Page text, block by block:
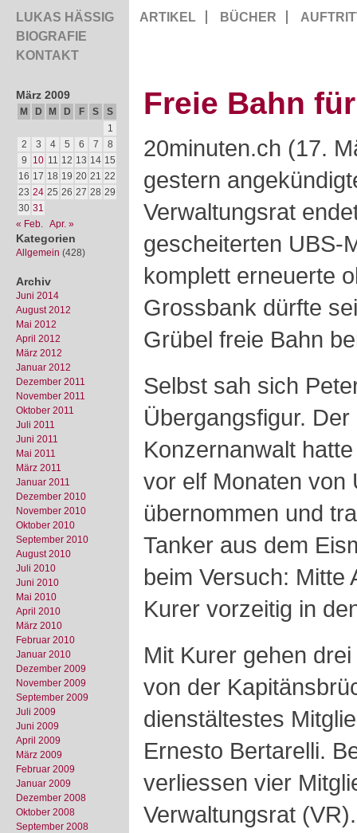
LUKAS HÄSSIG
BIOGRAFIE
KONTAKT
ARTIKEL BÜCHER
März 2009
M D M D F S
S
1
2
3 4 5 6 7
8
9
10 11 12 13 14 15
16 17 18 19 20 21 22
23 24 25 26 27 28 29
30 31
« Feb. Apr. »
Kategorien
Allgemein (428)
Archiv
Juni 2014
August 2012
Mai 2012
April 2012
März 2012
Januar 2012
Dezember 2011
November 2011
Oktober 2011
Juli 2011
Juni 2011
Mai 2011
März 2011
Januar 2011
Dezember 2010
November 2010
Oktober 2010
September 2010
August 2010
Juli 2010
Juni 2010
Mai 2010
April 2010
März 2010
Februar 2010
Januar 2010
Dezember 2009
November 2009
September 2009
Juli 2009
Juni 2009
April 2009
März 2009
Februar 2009
Januar 2009
Dezember 2008
Oktober 2008
September 2008
Freie Bahn
20minuten.ch (17.
gestern
Verwaltungsrat
gescheiterten UBS-
komplett erneuerte
Grossbank dürfte
Grübel freie Bahn
Selbst sah sich
Übergangsfigur.
Konzernanwalt
vor elf Monaten von
übernommen und
Tanker aus dem
beim Versuch: Mitte
Kurer vorzeitig in
Mit Kurer gehen
von der
dienstältestes
Ernesto Bertarelli.
verliessen vier
Verwaltungsrat (VR).